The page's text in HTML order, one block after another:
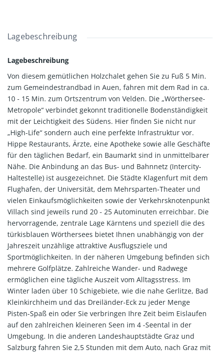
Lagebeschreibung
Lagebeschreibung
Von diesem gemütlichen Holzchalet gehen Sie zu Fuß 5 Min.
zum Gemeindestrandbad in Auen, fahren mit dem Rad in ca.
10 - 15 Min. zum Ortszentrum von Velden. Die „Wörthersee-
Metropole“ verbindet gekonnt traditionelle Bodenständigkeit
mit der Leichtigkeit des Südens. Hier finden Sie nicht nur
„High-Life“ sondern auch eine perfekte Infrastruktur vor.
Hippe Restaurants, Ärzte, eine Apotheke sowie alle Geschäfte
für den täglichen Bedarf, ein Baumarkt sind in unmittelbarer
Nähe. Die Anbindung an das Bus- und Bahnnetz (Intercity-
Haltestelle) ist ausgezeichnet. Die Städte Klagenfurt mit dem
Flughafen, der Universität, dem Mehrsparten-Theater und
vielen Einkaufsmöglichkeiten sowie der Verkehrsknotenpunkt
Villach sind jeweils rund 20 - 25 Autominuten erreichbar. Die
hervorragende, zentrale Lage Kärntens und speziell die des
türkisblauen Wörthersees bietet Ihnen unabhängig von der
Jahreszeit unzählige attraktive Ausflugsziele und
Sportmöglichkeiten. In der näheren Umgebung befinden sich
mehrere Golfplätze. Zahlreiche Wander- und Radwege
ermöglichen eine tägliche Auszeit vom Alltagsstress. Im
Winter laden über 10 Schigebiete, wie die nahe Gerlitze, Bad
Kleinkirchheim und das Dreiländer-Eck zu jeder Menge
Pisten-Spaß ein oder Sie verbringen Ihre Zeit beim Eislaufen
auf den zahlreichen kleineren Seen im 4 -Seental in der
Umgebung. In die anderen Landeshauptstädte Graz und
Salzburg fahren Sie 2,5 Stunden mit dem Auto, nach Graz mit